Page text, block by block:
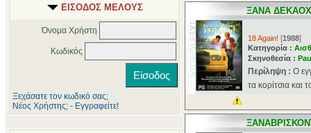
ΕΙΣΟΔΟΣ ΜΕΛΟΥΣ
Όνομα Χρήστη
Κωδικός
Ξεχάσατε τον κωδικό σας;
Νέος Χρήστης; - Εγγραφείτε!
ΞΑΝΑ
18 Again! [1988]
Κατηγορία :
Σκηνοθεσία :
Περίληψη : Ο
τα κορίτσια και